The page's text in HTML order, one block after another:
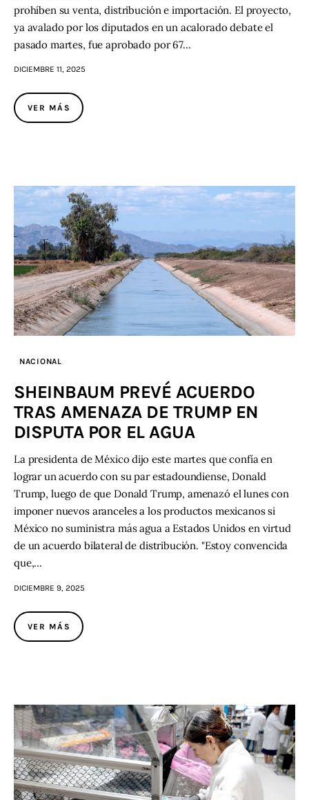
prohíben su venta, distribución e importación. El proyecto,
ya avalado por los diputados en un acalorado debate el
pasado martes, fue aprobado por 67…
DICIEMBRE 11, 2025
VER MÁS
NACIONAL
SHEINBAUM PREVÉ ACUERDO
TRAS AMENAZA DE TRUMP EN
DISPUTA POR EL AGUA
La presidenta de México dijo este martes que confía en
lograr un acuerdo con su par estadoundiense, Donald
Trump, luego de que Donald Trump, amenazó el lunes con
imponer nuevos aranceles a los productos mexicanos si
México no suministra más agua a Estados Unidos en virtud
de un acuerdo bilateral de distribución. "Estoy convencida
que,…
DICIEMBRE 9, 2025
VER MÁS